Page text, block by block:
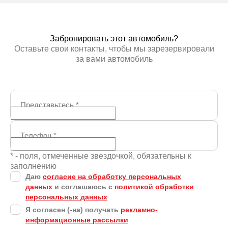
Забронировать этот автомобиль?
Оставьте свои контакты, чтобы мы зарезервировали
за вами автомобиль
Представьтесь*
Телефон*
* - поля, отмеченные звездочкой, обязательны к
заполнению
Даю согласие на обработку персональных
данных и соглашаюсь с политикой обработки
персональных данных
Я согласен (-на) получать рекламно-
информационные рассылки